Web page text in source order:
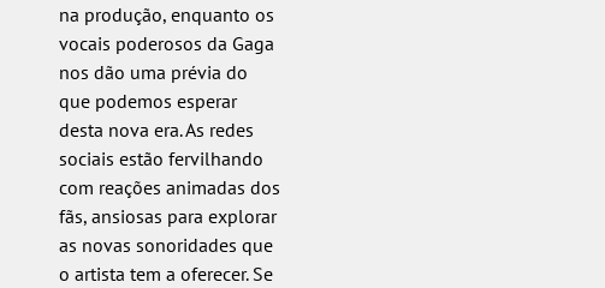
na produção, enquanto os
vocais poderosos da Gaga
nos dão uma prévia do
que podemos esperar
desta nova era. As redes
sociais estão fervilhando
com reações animadas dos
fãs, ansiosas para explorar
as novas sonoridades que
o artista tem a oferecer. Se